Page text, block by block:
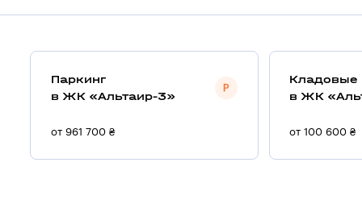
Паркинг
в ЖК «Альтаир-3»
от 961 700 ₴
Кладовые
в ЖК
от 100 600 ₴